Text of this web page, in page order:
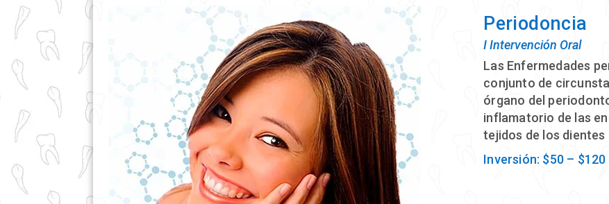
Periodoncia
Ι Intervención Oral
Las Enfermedades
conjunto de
órgano del
inflamatorio de las
tejidos de los dientes
Inversión: $50 – $120